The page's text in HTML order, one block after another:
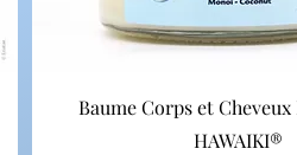
Baume Corps et
HAWAIKI®